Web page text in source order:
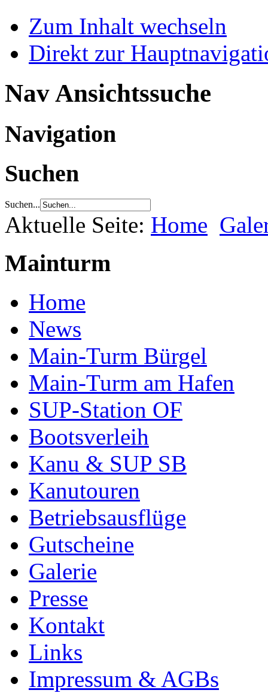
Zum Inhalt wechseln
Direkt zur
Nav Ansichtssuche
Navigation
Suchen
Suchen...
Aktuelle Seite: Home
Mainturm
Home
News
Main-Turm Bürgel
Main-Turm am Hafen
SUP-Station OF
Bootsverleih
Kanu & SUP SB
Kanutouren
Betriebsausflüge
Gutscheine
Galerie
Presse
Kontakt
Links
Impressum & AGBs